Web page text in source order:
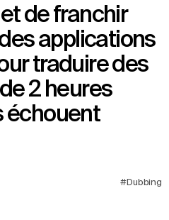
applications
traduire des
2 heures
échouent
#Dubbing